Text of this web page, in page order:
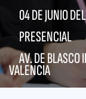
04 DE JUNIO
PRESENCIAL
AV. DE
VALENCIA